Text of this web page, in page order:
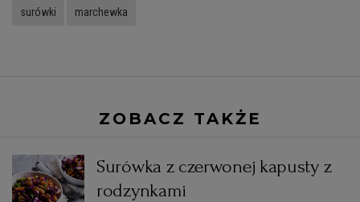
surówki marchewka
ZOBACZ TAKŻE
Surówka z czerwonej kapusty z
rodzynkami